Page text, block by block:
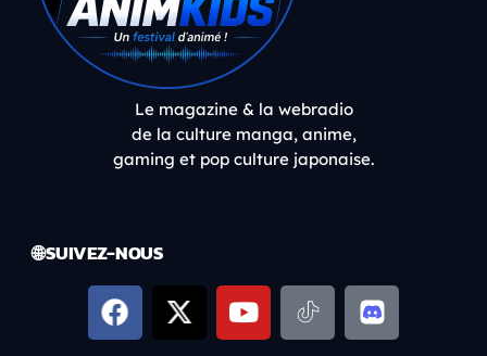
Le magazine & la webradio
de la culture manga, anime,
gaming et pop culture japonaise.
🌐 SUIVEZ-NOUS